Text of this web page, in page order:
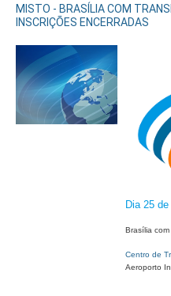
MISTO - BRASÍLIA COM
INSCRIÇÕES ENCERRADAS
Dia 25
Brasília
Centro de
Aeroporto